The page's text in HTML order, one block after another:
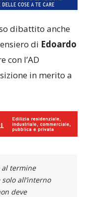
dibattito anche
di Edoardo
con l’AD
in merito a
al termine
all’interno
deve